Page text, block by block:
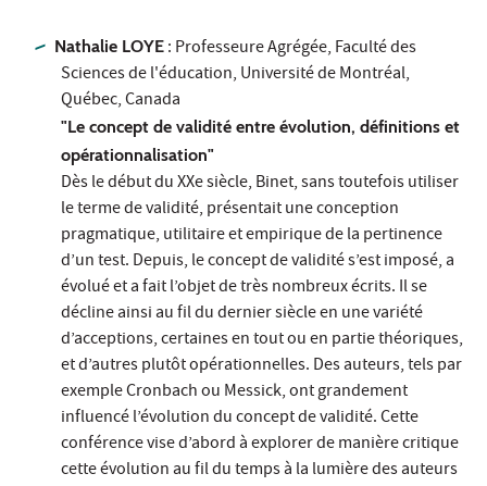
Nathalie LOYE : Professeure Agrégée, Faculté des
Sciences de l'éducation, Université de Montréal,
Québec, Canada
"Le concept de validité entre évolution, définitions et
opérationnalisation"
Dès le début du XXe siècle, Binet, sans toutefois utiliser
le terme de validité, présentait une conception
pragmatique, utilitaire et empirique de la pertinence
d’un test. Depuis, le concept de validité s’est imposé, a
évolué et a fait l’objet de très nombreux écrits. Il se
décline ainsi au fil du dernier siècle en une variété
d’acceptions, certaines en tout ou en partie théoriques,
et d’autres plutôt opérationnelles. Des auteurs, tels par
exemple Cronbach ou Messick, ont grandement
influencé l’évolution du concept de validité. Cette
conférence vise d’abord à explorer de manière critique
cette évolution au fil du temps à la lumière des auteurs